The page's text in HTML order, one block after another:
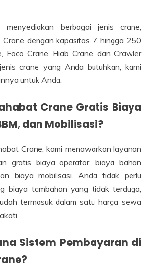
menyediakan berbagai jenis crane,
Crane dengan kapasitas 7 hingga 250
Foco Crane, Hiab Crane, dan Crawler
crane yang Anda butuhkan, kami
untuk Anda.
Crane Gratis Biaya
dan Mobilisasi?
Crane, kami menawarkan layanan
gratis biaya operator, biaya bahan
biaya mobilisasi. Anda tidak perlu
biaya tambahan yang tidak terduga,
termasuk dalam satu harga sewa
Sistem Pembayaran di